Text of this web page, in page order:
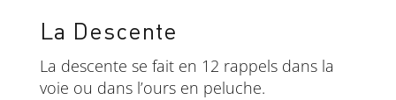
La Descente
La descente se fait en 12 rappels dans la
voie ou dans l’ours en peluche.